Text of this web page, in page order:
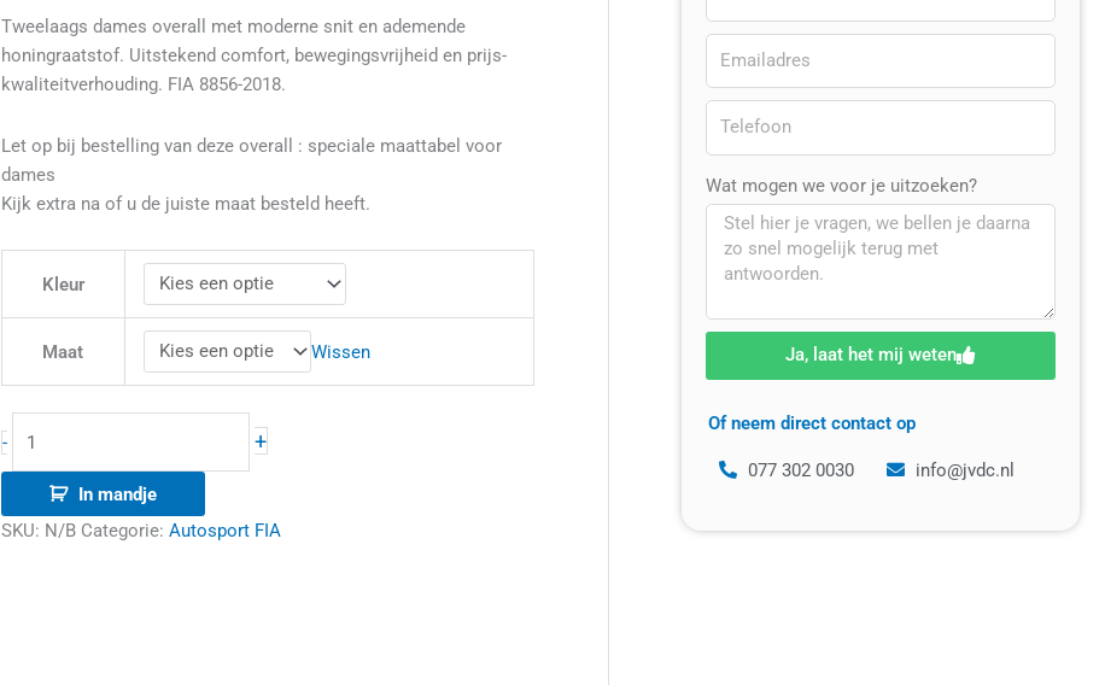
Tweelaags dames overall met moderne snit en ademende
honingraatstof. Uitstekend comfort, bewegingsvrijheid en prijs-
kwaliteitverhouding. FIA 8856-2018.
Let op bij bestelling van deze overall : speciale maattabel voor
dames
Kijk extra na of u de juiste maat besteld heeft.
Kleur
Maat Wissen
-
dames
(FIA)
aantal
+
In mandje
SKU: N/B Categorie: Autosport FIA
Wat mogen we voor je uitzoeken?
Ja, laat het mij weten
Of neem direct contact op
077 302 0030 info@jvdc.nl